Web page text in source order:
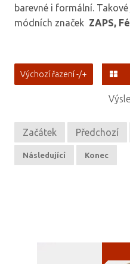
barevné i formální.
módních značek ZAPS,
Výchozí řazení -/+
Začátek Předchozí
Následující Konec